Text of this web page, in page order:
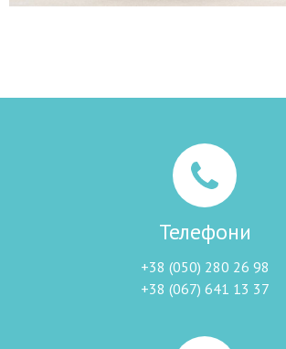
Телефони
+38 (050) 280 26 98
+38 (067) 641 13 37